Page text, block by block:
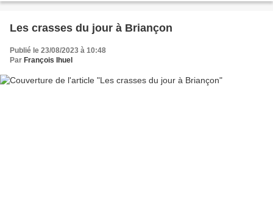
Les crasses du jour à Briançon
Publié le 23/08/2023 à 10:48
Par François Ihuel